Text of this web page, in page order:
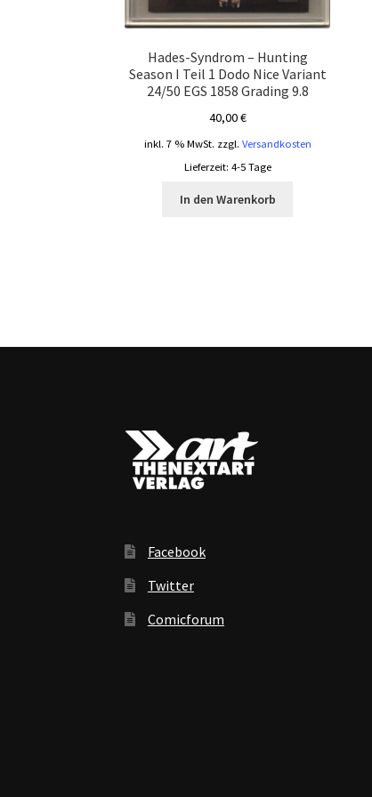
Hades-Syndrom – Hunting
Season I Teil 1 Dodo Nice Variant
24/50 EGS 1858 Grading 9.8
40,00€
inkl. 7 % MwSt. zzgl. Versandkosten
Lieferzeit: 4-5 Tage
In den Warenkorb
Facebook
Twitter
Comicforum